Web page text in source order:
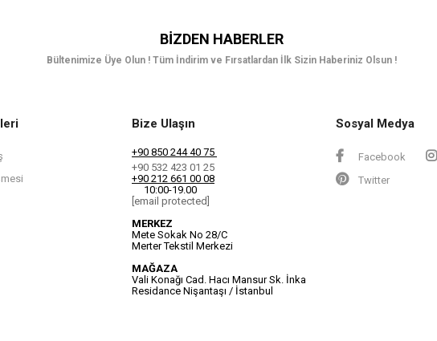
BIZDEN HABERLER
Bültenimize Üye Olun ! Tüm İndirim ve Fırsatlardan İlk Sizin Haberiniz Olsun !
Bize Ulaşın
+90 850 244 40 75
+90 532 423 01 25
+90 212 661 00 08
10:00-19.00
[email protected]
MERKEZ
Mete Sokak No 28/C
Merter Tekstil Merkezi
MAĞAZA
Vali Konağı Cad. Hacı Mansur Sk. İnka
Residance Nişantaşı / İstanbul
Sosyal Medya
Facebook
Twitter